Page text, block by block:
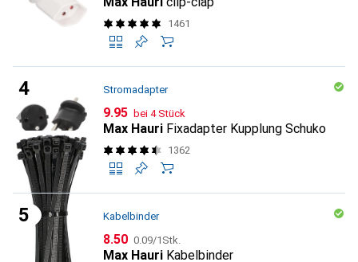
1461
Stromadapter
CHF
9.95 bei 4 Stück
Max Hauri Fixadapter Kupplung Schuko
1362
Kabelbinder
CHF
8.50 CHF
0.09/1Stk.
Max Hauri Kabelbinder